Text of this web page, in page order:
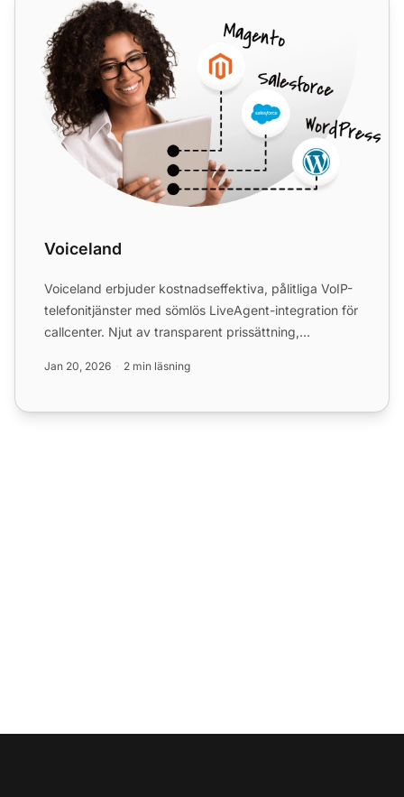
Voiceland
Voiceland erbjuder kostnadseffektiva, pålitliga VoIP-
telefonitjänster med sömlös LiveAgent-integration för
callcenter. Njut av transparent prissättning,
Jan 20, 2026 2 min läsning